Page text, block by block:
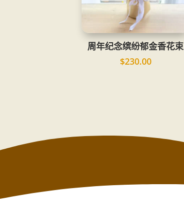
周年纪念缤纷郁金香花束
$230.00